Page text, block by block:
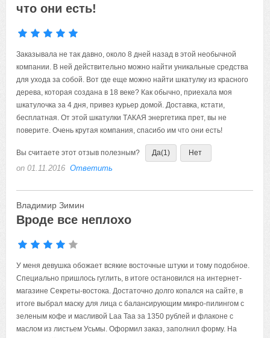
что они есть!
Заказывала не так давно, около 8 дней назад в этой необычной
компании. В ней действительно можно найти уникальные средства
для ухода за собой. Вот где еще можно найти шкатулку из красного
дерева, которая создана в 18 веке? Как обычно, приехала моя
шкатулочка за 4 дня, привез курьер домой. Доставка, кстати,
бесплатная. От этой шкатулки ТАКАЯ энергетика прет, вы не
поверите. Очень крутая компания, спасибо им что они есть!
Вы считаете этот отзыв полезным? Да(1) Нет
on 01.11.2016 Ответить
Владимир Зимин
Вроде все неплохо
У меня девушка обожает всякие восточные штуки и тому подобное.
Специально пришлось гуглить, в итоге остановился на интернет-
магазине Секреты-востока. Достаточно долго копался на сайте, в
итоге выбрал маску для лица с балансирующим микро-пилингом с
зеленым кофе и масливой Laa Taa за 1350 рублей и флаконе с
маслом из листьем Усьмы. Оформил заказ, заполнил форму. На